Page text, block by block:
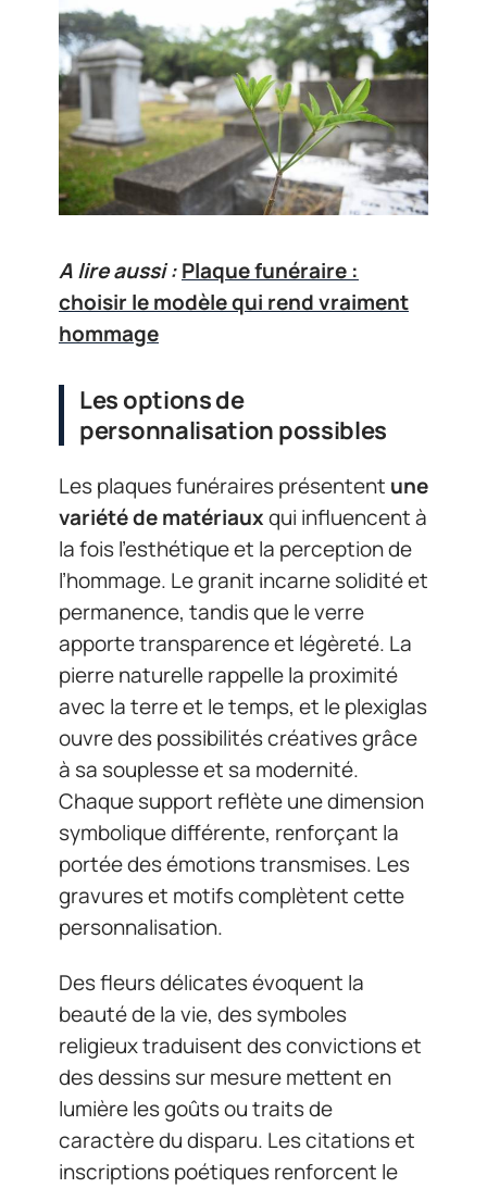
A lire aussi :Plaque funéraire :
choisir le modèle qui rend vraiment
hommage
Les options de
personnalisation possibles
Les plaques funéraires présentent une
variété de matériauxqui influencent à
la fois l’esthétique et la perception de
l’hommage. Le granit incarne solidité et
permanence, tandis que le verre
apporte transparence et légèreté. La
pierre naturelle rappelle la proximité
avec la terre et le temps, et le plexiglas
ouvre des possibilités créatives grâce
à sa souplesse et sa modernité.
Chaque support reflète une dimension
symbolique différente, renforçant la
portée des émotions transmises. Les
gravures et motifs complètent cette
personnalisation.
Des fleurs délicates évoquent la
beauté de la vie, des symboles
religieux traduisent des convictions et
des dessins sur mesure mettent en
lumière les goûts ou traits de
caractère du disparu. Les citations et
inscriptions poétiques renforcent le